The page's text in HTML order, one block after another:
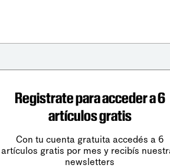
Registrate para acceder a 6
artículos gratis
Con tu cuenta gratuita accedés a 6
artículos gratis por mes y recibís
newsletters